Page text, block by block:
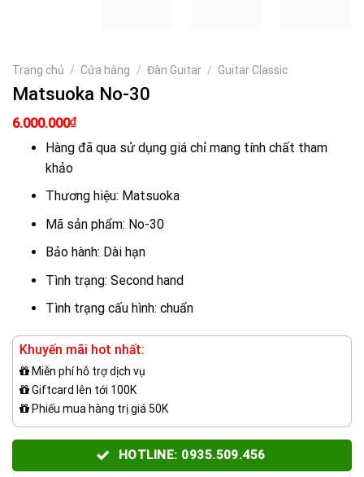
Trang chủ / Cửa hàng / Đàn Guitar / Guitar Classic
Matsuoka No-30
Giá
7.500.000₫.
6.000.000₫Giá
tại
Hàng đã qua sử dụng giá chỉ mang tính chất tham
khảo
Thương hiệu: Matsuoka
Mã sản phẩm: No-30
Bảo hành: Dài hạn
Tình trạng: Second hand
Tình trạng cấu hình: chuẩn
Khuyến mãi hot nhất:
Miễn phí hỗ trợ dịch vụ
Giftcard lên tới 100K
Phiếu mua hàng trị giá 50K
HOTLINE: 0935.509.456